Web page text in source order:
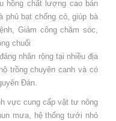
hồng chất lượng cao bán
phủ bạt chống cỏ, giúp bà
Giảm công chăm sóc,
chuối
nhân rộng tại nhiều địa
trồng chuyên canh và có
Đán.
vực cung cấp vật tư nông
mưa, hệ thống tưới nhỏ